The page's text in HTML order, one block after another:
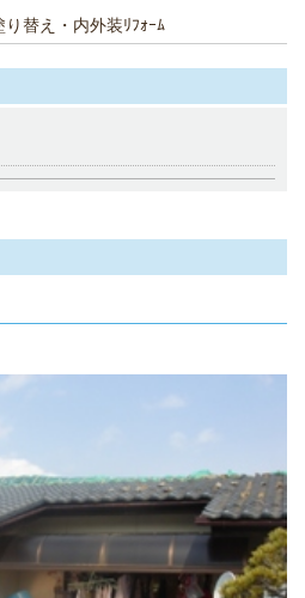
替え・内外装ﾘﾌｫｰﾑ